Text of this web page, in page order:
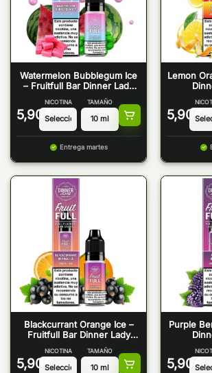
Watermelon Bubblegum Ice
– Fruitfull Bar Dinner Lady
5,90 €
NICOTINA TAMAÑO
Entrega martes
Lemon
5,90 €
Blackcurrant Orange Ice –
Fruitfull Bar Dinner Lady
5,90 €
NICOTINA TAMAÑO
Purple
5,90 €